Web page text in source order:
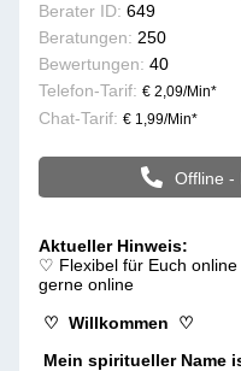
Berater ID: 649
Beratungen: 250
Bewertungen: 40
Telefon-Tarif: € 2,09/Min*
Chat-Tarif: € 1,99/Min*
Offline -
Aktueller Hinweis:
♡ Flexibel für Euch
gerne online
♡ Willkommen ♡
Mein spiritueller Name